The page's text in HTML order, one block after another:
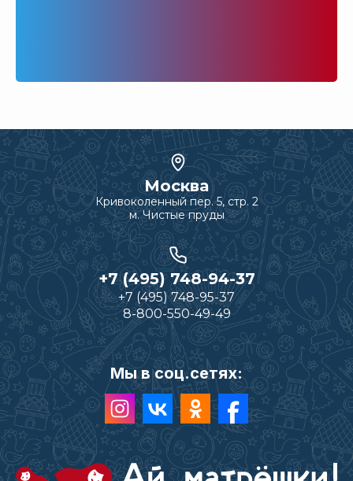
Москва
Кривоколенный пер. 5, стр. 2
м. Чистые пруды
+7 (495) 748-94-37
+7 (495) 748-95-37
8-800-550-49-49
Мы в соц.сетях: